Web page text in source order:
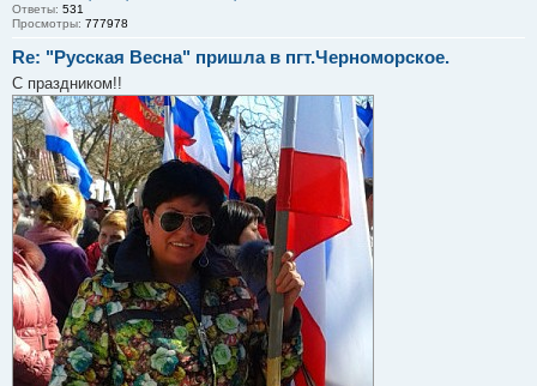
Ответы: 531
Просмотры: 777978
Re: "Русская Весна" пришла в пгт.Черноморское.
С праздником!!